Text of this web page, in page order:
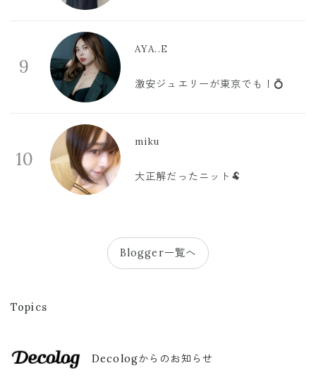
9
AYA..E
激安ジュエリーが東京でも！💍
10
miku
大正解だったニット🐏
Blogger一覧へ
Topics
Decologからのお知らせ